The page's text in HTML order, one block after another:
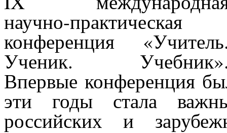
научно-практическая
конференция
Ученик.
Впервые конференция
эти годы стала
российских и